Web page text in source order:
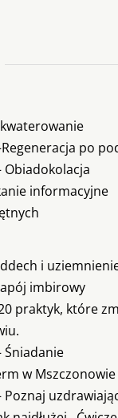
po
Obiadokolacja
informacyjne
i
imbirowy
praktyk, które
Śniadanie
w
Poznaj